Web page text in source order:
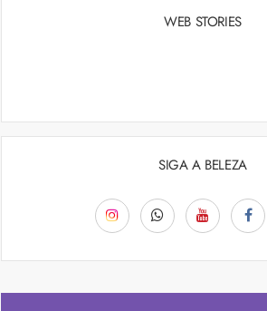
WEB STORIES
SIGA A BELEZA